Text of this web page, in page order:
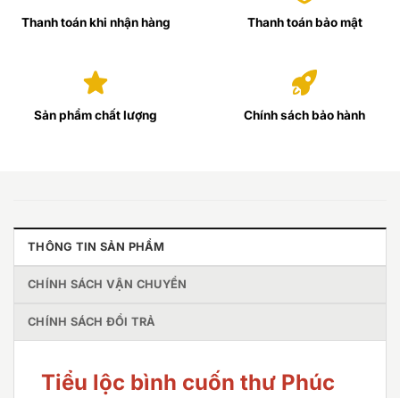
Thanh toán khi nhận hàng Thanh toán bảo mật
Sản phẩm chất lượng Chính sách bảo hành
THÔNG TIN SẢN PHẨM
CHÍNH SÁCH VẬN CHUYỂN
CHÍNH SÁCH ĐỔI TRẢ
Tiểu lộc bình cuốn thư Phúc